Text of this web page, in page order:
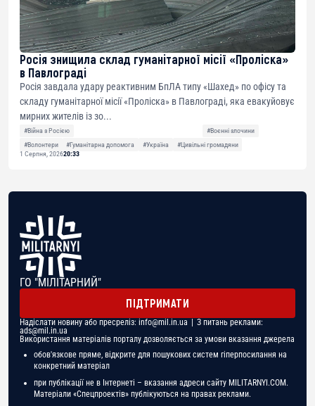
Росія знищила склад гуманітарної місії «Проліска»
в Павлограді
Росія завдала удару реактивним БпЛА типу «Шахед» по офісу та
складу гуманітарної місії «Проліска» в Павлограді, яка евакуйовує
мирних жителів із зо...
#Війна з Росією
#Воєнні злочини
#Волонтери
#Гуманітарна допомога #Україна
#Цивільні громадяни
1 Серпня, 202620:33
ГО "МІЛІТАРНИЙ"
ПІДТРИМАТИ
Надіслати новину або пресреліз: info@mil.in.ua | З питань реклами:
ads@mil.in.ua
Використання матеріалів порталу дозволяється за умови вказання джерела
обов'язкове пряме, відкрите для пошукових систем гіперпосилання на
конкретний матеріал
при публікації не в Інтернеті – вказання адреси сайту MILITARNYI.COM.
Матеріали «Спецпроектів» публікуються на правах реклами.